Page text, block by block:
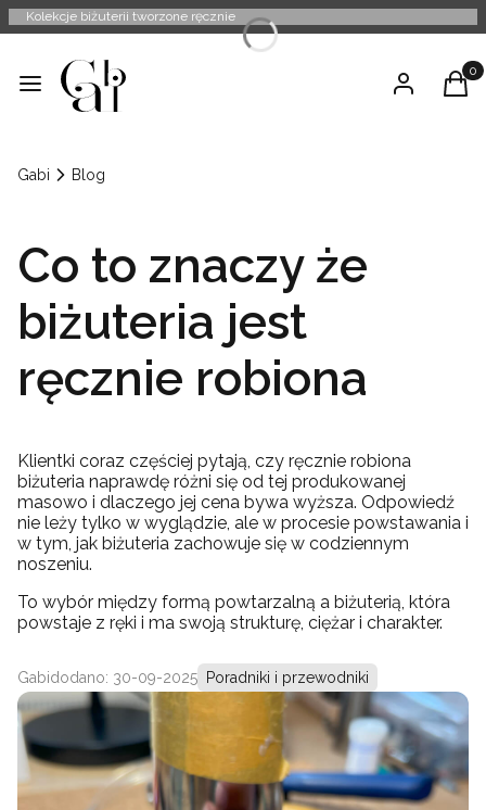
Kolekcje biżuterii tworzone ręcznie
Menu Zaloguj się
Gabi Blog
Co to znaczy że
biżuteria jest
ręcznie robiona
Klientki coraz częściej pytają, czy ręcznie robiona
biżuteria naprawdę różni się od tej produkowanej
masowo i dlaczego jej cena bywa wyższa. Odpowiedź
nie leży tylko w wyglądzie, ale w procesie powstawania i
w tym, jak biżuteria zachowuje się w codziennym
noszeniu.
To wybór między formą powtarzalną a biżuterią, która
powstaje z ręki i ma swoją strukturę, ciężar i charakter.
Gabidodano: 30-09-2025 Poradniki i przewodniki